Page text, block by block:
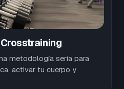
metodología seria para
activar tu cuerpo y